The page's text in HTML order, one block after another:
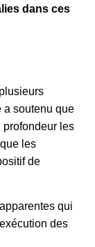
dans ces
a soutenu que
profondeur les
les
de
qui
des